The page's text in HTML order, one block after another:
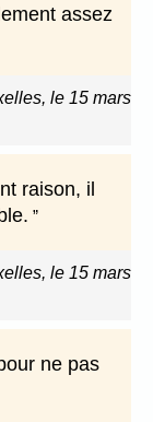
assez
le 15 mars
raison, il
le 15 mars
ne pas